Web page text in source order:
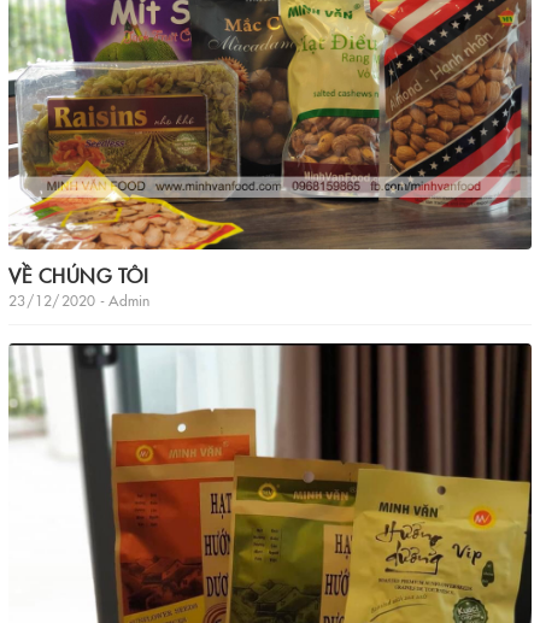
VỀ CHÚNG TÔI
23/12/2020 - Admin